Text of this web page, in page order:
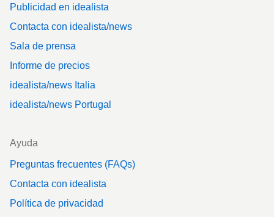
Publicidad en idealista
Contacta con idealista/news
Sala de prensa
Informe de precios
idealista/news Italia
idealista/news Portugal
Ayuda
Preguntas frecuentes (FAQs)
Contacta con idealista
Política de privacidad